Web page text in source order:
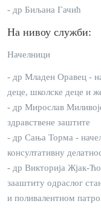
- др Биљана Гачић
На нивоу служби:
Начелници
- др Младен Оравец -
деце, школске деце и
- др Мирослав
здравствене заштите
- др Сања Торма -
консултативну
- др Викторија Жјак-
зааштиту одраслог
и поливалентном